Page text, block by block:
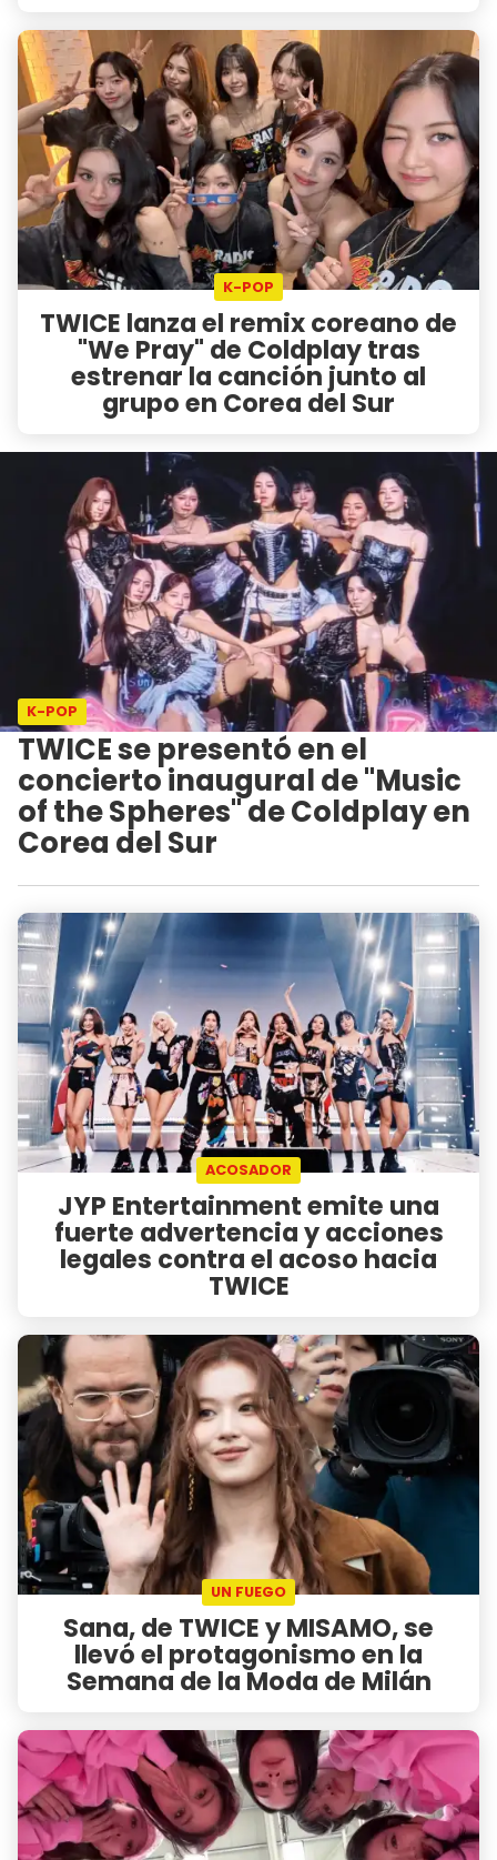
K-POP
TWICE lanza el remix coreano de
"We Pray" de Coldplay tras
estrenar la canción junto al
grupo en Corea del Sur
K-POP
TWICE se presentó en el
concierto inaugural de "Music
of the Spheres" de Coldplay en
Corea del Sur
ACOSADOR
JYP Entertainment emite una
fuerte advertencia y acciones
legales contra el acoso hacia
TWICE
UN FUEGO
Sana, de TWICE y MISAMO, se
llevó el protagonismo en la
Semana de la Moda de Milán